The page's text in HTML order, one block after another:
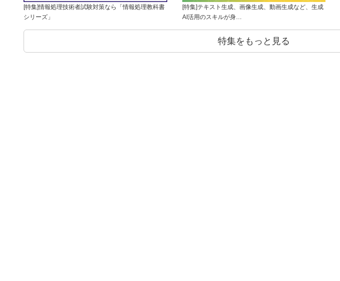
[特集]情報処理技術者試験対策なら「情報処理教科書
シリーズ」
[特集]テキスト生成、画像生成、動画生成など、生成
AI活用のスキルが身…
特集をもっと見る